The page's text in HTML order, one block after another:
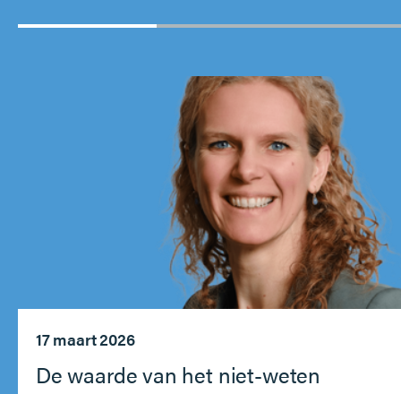
17 maart 2026
De waarde van het niet-weten